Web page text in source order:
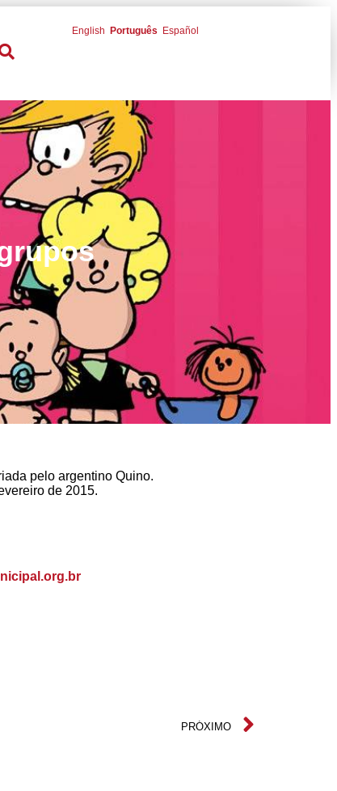
English Português Español
pelo argentino Quino.
de 2015.
PRÓXIMO